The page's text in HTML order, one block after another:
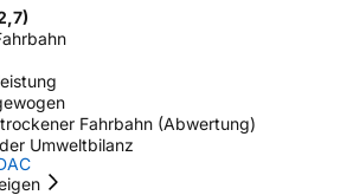
Fahrbahn (Abwertung)
Umweltbilanz